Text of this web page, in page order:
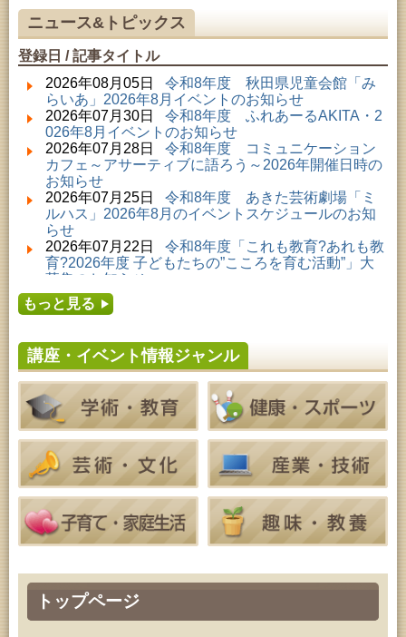
トップページ
乳幼児・青少年教育「夏休み資料展示」
2026年08月01日 ～ 2026年08月30日 (秋田市)
成人教育「研修室開放」
2026年08月01日 ～ 2026年08月23日 (秋田市)
子どもの読書活動推進事業「夏休みは図書館へ行こ
う－みんなの読みたい！知りたい！学びたい！をお
手伝いします－」（資料展示）
2026年08月01日 ～ 2026年08月16日 (秋田市)
音と会話を楽しむ朝の図書館
2026年08月01日 ～ 2026年08月23日 (秋田市)
乳幼児・青少年教育「図書館クイズラリー」
2026年08月01日 ～ 2026年09月23日 (秋田市)
おかえりなさい！佐竹本三十六歌仙絵とゆかりの名
品
2026年08月01日 ～ 2026年09月23日 (秋田市)
佐竹氏の名宝、雄大なる歴史を想う～武と雅～
2026年08月01日 ～ 2026年08月23日 (大館市)
2026年08月01日 ～ 2026年08月25日 (秋田市)
工房雑がみランド2026
特別展「超写実 ホキ美術館名品展」
2026年08月08日 ～ 2026年08月09日 (秋田市)
青少年・成人・家庭教育「夏のファミリーキャン
プ」
2026年08月09日 (秋田市)
青少年・家庭・成人教育「不思議アートのぞき箱ワ
ークショップ」
2026年08月11日 (秋田市)
令和8年度 椎名雄一郎オルガンレクチャーコンサー
ト
2026年08月14日 (秋田市)
成人教育「古文書解読講座」
2026年08月15日 (秋田市)
ティック』を作ろう！」
2026年08月15日 (秋田市)
乳幼児教育「パンダのえほん修理屋さん」
ニュース&トピックス
登録日 / 記事タイトル
2026年08月05日 令和8年度 秋田県児童会館「み
らいあ」2026年8月イベントのお知らせ
2026年07月30日 令和8年度 ふれあーるAKITA・2
026年8月イベントのお知らせ
2026年07月28日 令和8年度 コミュニケーション
カフェ～アサーティブに語ろう～2026年開催日時の
お知らせ
2026年07月25日 令和8年度 あきた芸術劇場「ミ
ルハス」2026年8月のイベントスケジュールのお知
らせ
2026年07月22日 令和8年度「これも教育?あれも教
育?2026年度 子どもたちの”こころを育む活動”」大
募集のお知らせ
2026年07月16日
夏休み親子体験教室」募集のお知らせ
らいあ」2026年7月イベントのお知らせ
2026年07月11日令和8年度 あきた芸術劇場「ミ
ルハス」2026年7月のイベントスケジュールのお知
らせ
2026年07月10日令和8年度 株式会社パソナ「キ
ャリアコンサルタント相談」のお知らせ
2026年07月10日令和8年度 株式会社パソナ「キ
ャリア形成リスキリング支援センター」紹介のお知
らせ
もっと見る
講座・イベント情報ジャンル